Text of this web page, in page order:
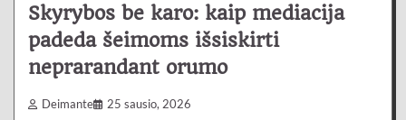
Skyrybos be karo: kaip mediacija
padeda šeimoms išsiskirti
neprarandant orumo
Deimante 25 sausio, 2026